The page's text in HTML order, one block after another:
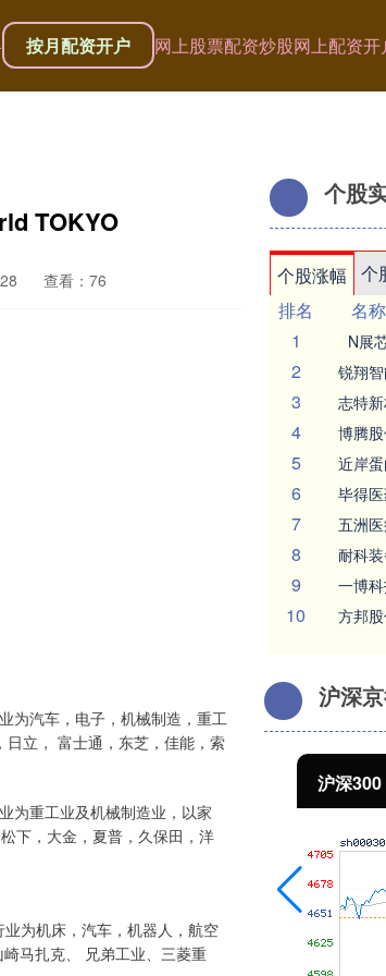
按月配资开户 网上股票配资炒股网上配资开
TOKYO
查看：76
为汽车，电子，机械制造，重工
立， 富士通，东芝，佳能，索
为重工业及机械制造业，以家
下，大金，夏普，久保田，洋
为机床，汽车，机器人，航空
马扎克、 兄弟工业、三菱重
个股
个股涨幅 个
排名
名称
1
N展
2 锐翔
3 志特
4 博腾
5 近岸蛋
6 毕得
7 五洲
8 耐科
9 一博
10 方邦
沪深
沪深300